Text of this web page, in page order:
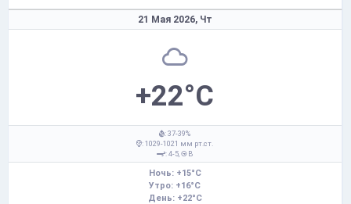
21 Мая 2026, Чт
+22°C
: 37-39%
: 1029-1021 мм рт.ст.
: 4-5,
В
Ночь: +15°C
Утро: +16°C
День: +22°C